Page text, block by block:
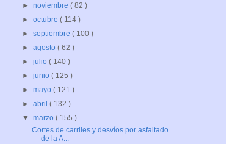
►noviembre( 82 )
►octubre( 114 )
►septiembre( 100 )
►agosto( 62 )
►julio( 140 )
►junio( 125 )
►mayo( 121 )
►abril( 132 )
▼marzo( 155 )
Cortes de carriles y desvíos por asfaltado
de la A...